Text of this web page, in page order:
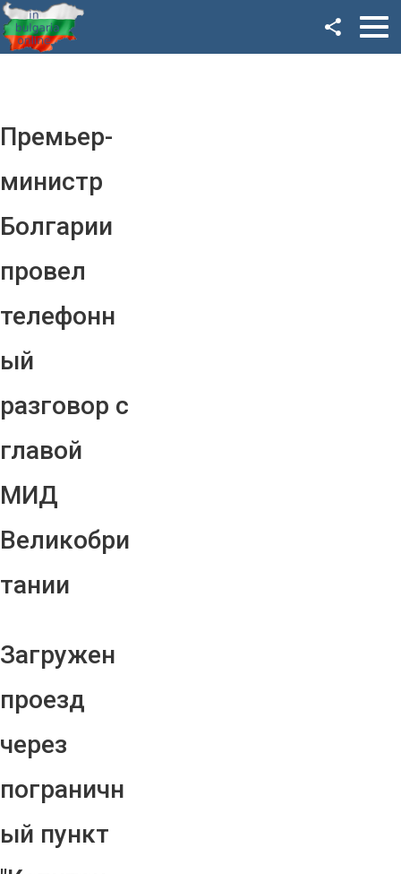
Премьер-
министр
Болгарии
провел
телефонн
ый
разговор с
главой
МИД
Великобри
тании
Загружен
проезд
через
пограничн
ый пункт